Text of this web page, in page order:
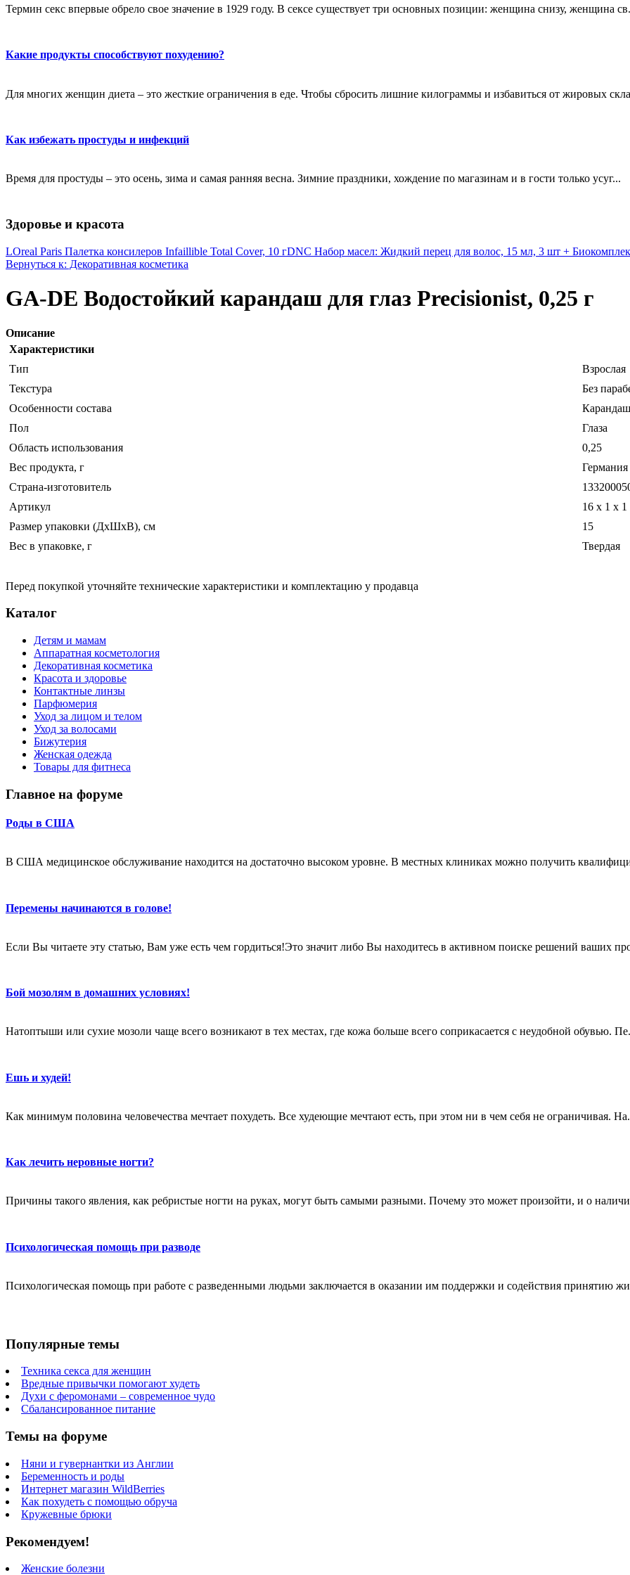
Термин секс впервые обрело свое значение в 1929 году. В сексе существует три основных позиции: женщина снизу, женщина
Какие продукты способствуют похудению?
Для многих женщин диета – это жесткие ограничения в еде. Чтобы сбросить лишние килограммы и избавиться от жировых
Как избежать простуды и инфекций
Время для простуды – это осень, зима и самая ранняя весна. Зимние праздники, хождение по магазинам и в гости только усуг...
Здоровье и красота
LOreal Paris Палетка консилеров Infaillible Total Cover, 10 гDNC Набор масел: Жидкий перец для волос, 15 мл, 3 шт +
Вернуться к: Декоративная косметика
GA-DE Водостойкий карандаш для глаз Precisionist, 0,25 г
Описание
Характеристики
Тип
Взрослая
Текстура
Без
Особенности состава
Карандаш
Пол
Глаза
Область использования
0,25
Вес продукта, г
Германия
Страна-изготовитель
Артикул
16 x 1 x 1
Размер упаковки (ДхШхВ), см
15
Вес в упаковке, г
Твердая
Перед покупкой уточняйте технические характеристики и комплектацию у продавца
Каталог
Детям и мамам
Аппаратная косметология
Декоративная косметика
Красота и здоровье
Контактные линзы
Парфюмерия
Уход за лицом и телом
Уход за волосами
Бижутерия
Женская одежда
Товары для фитнеса
Главное на форуме
Роды в США
В США медицинское обслуживание находится на достаточно высоком уровне. В местных клиниках можно получить
Перемены начинаются в голове!
Если Вы читаете эту статью, Вам уже есть чем гордиться!Это значит либо Вы находитесь в активном поиске решений ваших
Бой мозолям в домашних условиях!
Натоптыши или сухие мозоли чаще всего возникают в тех местах, где кожа больше всего соприкасается с неудобной обувью.
Ешь и худей!
Как минимум половина человечества мечтает похудеть. Все худеющие мечтают есть, при этом ни в чем себя не ограничивая.
Как лечить неровные ногти?
Причины такого явления, как ребристые ногти на руках, могут быть самыми разными. Почему это может произойти, и о
Психологическая помощь при разводе
Психологическая помощь при работе с разведенными людьми заключается в оказании им поддержки и содействия принятию
Популярные темы
Техника секса для женщин
Вредные привычки помогают худеть
Духи с феромонами – современное чудо
Сбалансированное питание
Темы на форуме
Няни и гувернантки из Англии
Беременность и роды
Интернет магазин WildBerries
Как похудеть с помощью обруча
Кружевные брюки
Рекомендуем!
Женские болезни